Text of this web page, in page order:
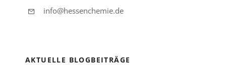
info@hessenchemie.de
AKTUELLE BLOGBEITRÄGE